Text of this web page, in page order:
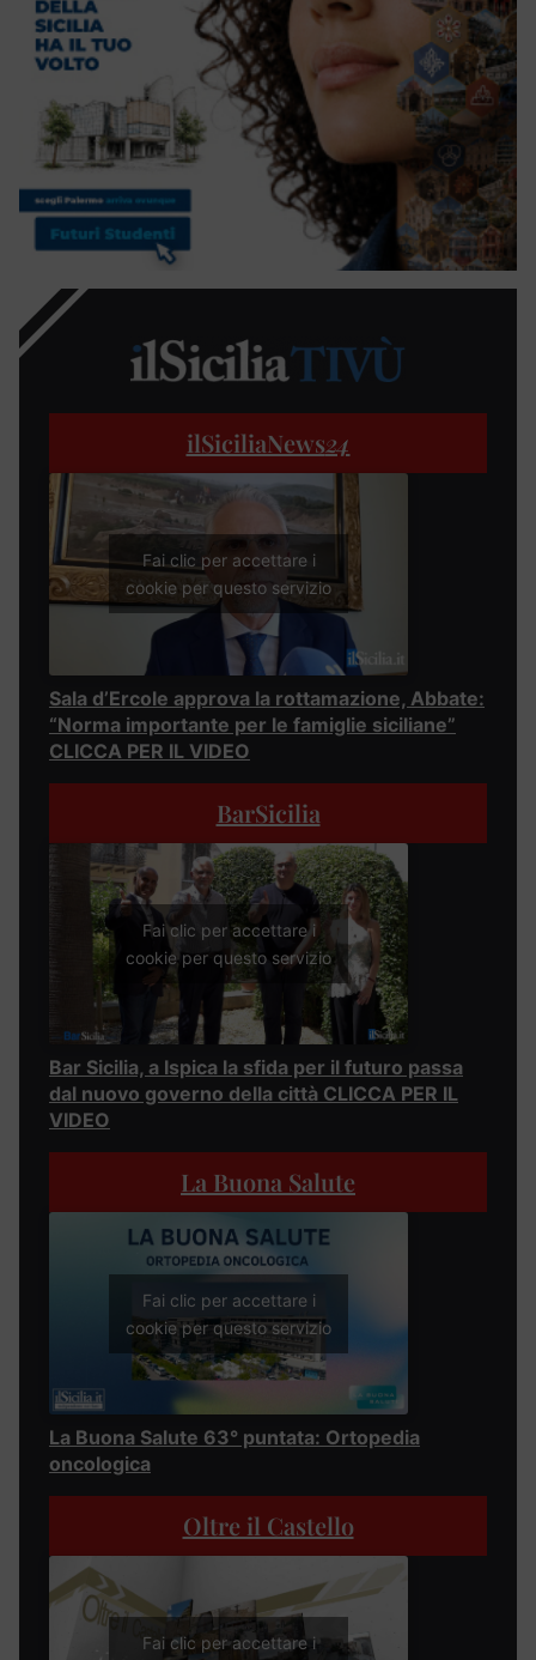
ilSiciliaNews24
Fai clic per accettare i
cookie per questo servizio
Sala d’Ercole approva la rottamazione, Abbate:
“Norma importante per le famiglie siciliane”
CLICCA PER IL VIDEO
BarSicilia
Fai clic per accettare i
cookie per questo servizio
Bar Sicilia, a Ispica la sfida per il futuro passa
dal nuovo governo della città CLICCA PER IL
VIDEO
La Buona Salute
Fai clic per accettare i
cookie per questo servizio
La Buona Salute 63° puntata: Ortopedia
oncologica
Oltre il Castello
Fai clic per accettare i